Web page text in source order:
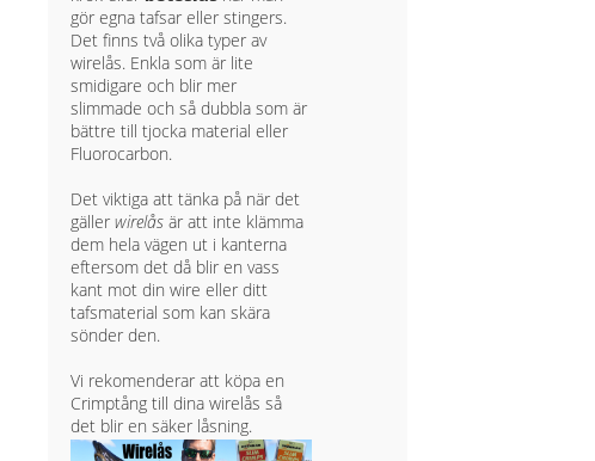
gör egna tafsar eller stingers.
Det finns två olika typer av
wirelås. Enkla som är lite
smidigare och blir mer
slimmade och så dubbla som är
bättre till tjocka material eller
Fluorocarbon.
Det viktiga att tänka på när det
gällerwirelås är att inte klämma
dem hela vägen ut i kanterna
eftersom det då blir en vass
kant mot din wire eller ditt
tafsmaterial som kan skära
sönder den.
Vi rekomenderar att köpa en
Crimptång till dina wirelås så
det blir en säker låsning.